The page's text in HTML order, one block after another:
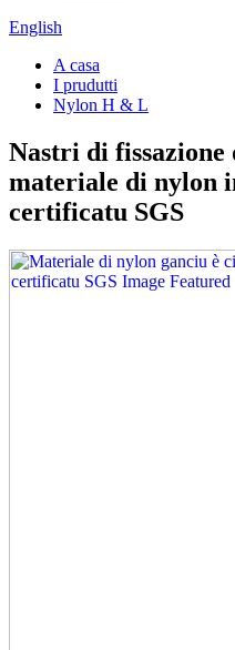
English
A casa
I prudutti
Nylon H & L
Nastri di fissazione
materiale di nylon
certificatu SGS